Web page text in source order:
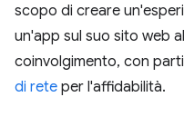
scopo di creare
un'app sul suo sito web
coinvolgimento, con
di rete per l'affidabilità.